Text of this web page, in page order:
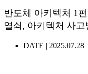
반도체 아키텍처 1
열쇠, 아키텍처 사고
DATE | 2025.07.28